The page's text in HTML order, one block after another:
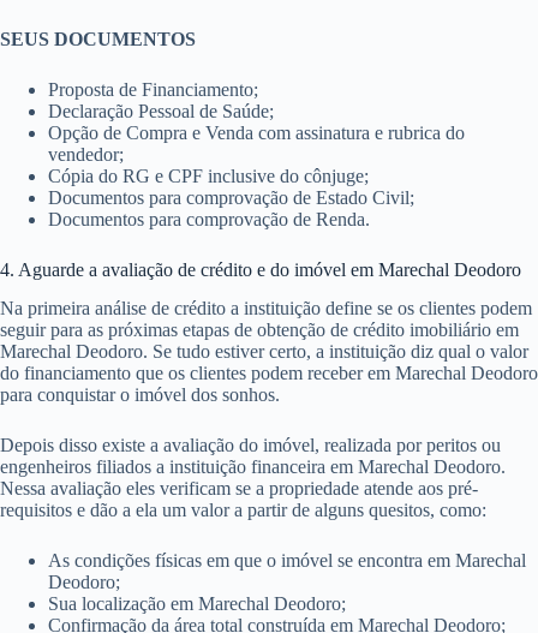
SEUS DOCUMENTOS
Proposta de Financiamento;
Declaração Pessoal de Saúde;
Opção de Compra e Venda com assinatura e rubrica do
vendedor;
Cópia do RG e CPF inclusive do cônjuge;
Documentos para comprovação de Estado Civil;
Documentos para comprovação de Renda.
4. Aguarde a avaliação de crédito e do imóvel em Marechal Deodoro
Na primeira análise de crédito a instituição define se os clientes podem
seguir para as próximas etapas de obtenção de crédito imobiliário em
Marechal Deodoro. Se tudo estiver certo, a instituição diz qual o valor
do financiamento que os clientes podem receber em Marechal Deodoro
para conquistar o imóvel dos sonhos.
Depois disso existe a avaliação do imóvel, realizada por peritos ou
engenheiros filiados a instituição financeira em Marechal Deodoro.
Nessa avaliação eles verificam se a propriedade atende aos pré-
requisitos e dão a ela um valor a partir de alguns quesitos, como:
As condições físicas em que o imóvel se encontra em Marechal
Deodoro;
Sua localização em Marechal Deodoro;
Confirmação da área total construída em Marechal Deodoro;